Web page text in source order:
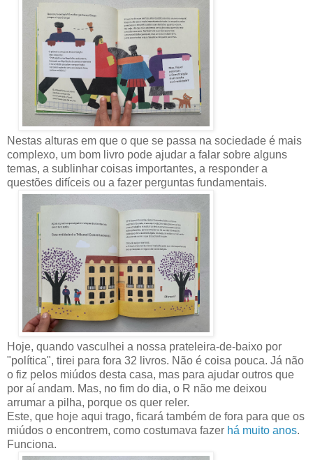
Nestas alturas em que o que se passa na sociedade é mais
complexo, um bom livro pode ajudar a falar sobre alguns
temas, a sublinhar coisas importantes, a responder a
questões difíceis ou a fazer perguntas fundamentais.
Hoje, quando vasculhei a nossa prateleira-de-baixo por
"política", tirei para fora 32 livros. Não é coisa pouca. Já não
o fiz pelos miúdos desta casa, mas para ajudar outros que
por aí andam. Mas, no fim do dia, o R não me deixou
arrumar a pilha, porque os quer reler.
Este, que hoje aqui trago, ficará também de fora para que os
miúdos o encontrem, como costumava fazer há muito anos.
Funciona.